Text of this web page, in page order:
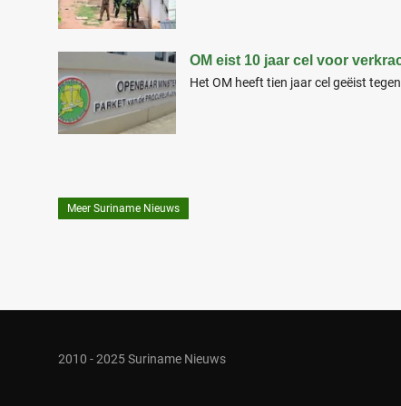
OM eist 10 jaar cel voor
Het OM heeft tien jaar cel geëist
Meer Suriname Nieuws
2010 - 2025 Suriname Nieuws